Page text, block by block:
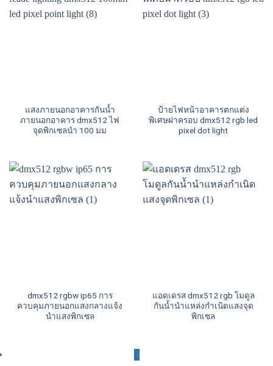
แสงภายนอกอาคารกันน้ำ
ภายนอกอาคาร dmx512 ไฟ
จุดพิกเซลนำ 100 มม
ป้ายไฟหน้าอาคารตกแต่ง
พิเศษฝาครอบ dmx512 rgb led
pixel dot light
dmx512 rgbw ip65 การ
ควบคุมภายนอกแสงกลางแจ้ง
นำแสงพิกเซล
แอดเดรส dmx512 rgb โมดูล
กันน้ำนำแหล่งกำเนิดแสงจุด
พิกเซล
1